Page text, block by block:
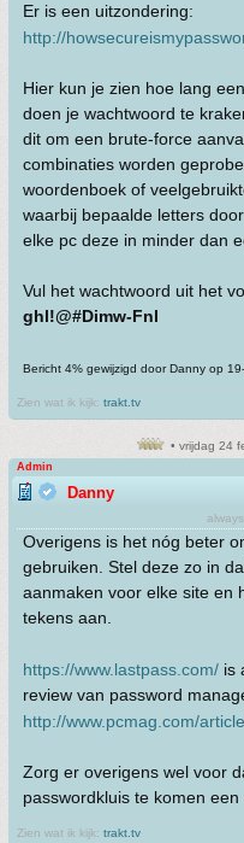
Er is een uitzondering:
http://
Hier kun je zien hoe lang
doen je wachtwoord te
dit om een brute-force
combinaties worden
woordenboek of
waarbij bepaalde letters
elke pc deze in minder dan
Vul het wachtwoord uit het
ghl!@#Dimw-Fnl
Bericht 4% gewijzigd door Danny op
Zien wat ik kijk: trakt.tv
• vrijdag 24
Admin
Danny
Overigens is het nóg beter
gebruiken. Stel deze zo in
aanmaken voor elke site en
tekens aan.
https://www.lastpass.com/ is
review van password
http://www.pcmag.com/
Zorg er overigens wel voor
passwordkluis te komen een
Zien wat ik kijk: trakt.tv